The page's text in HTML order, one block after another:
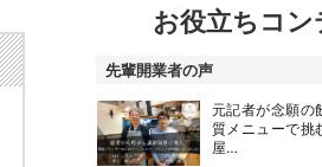
お役立ちコン
先輩開業者の声
元記者が念願の
質メニューで挑
屋…